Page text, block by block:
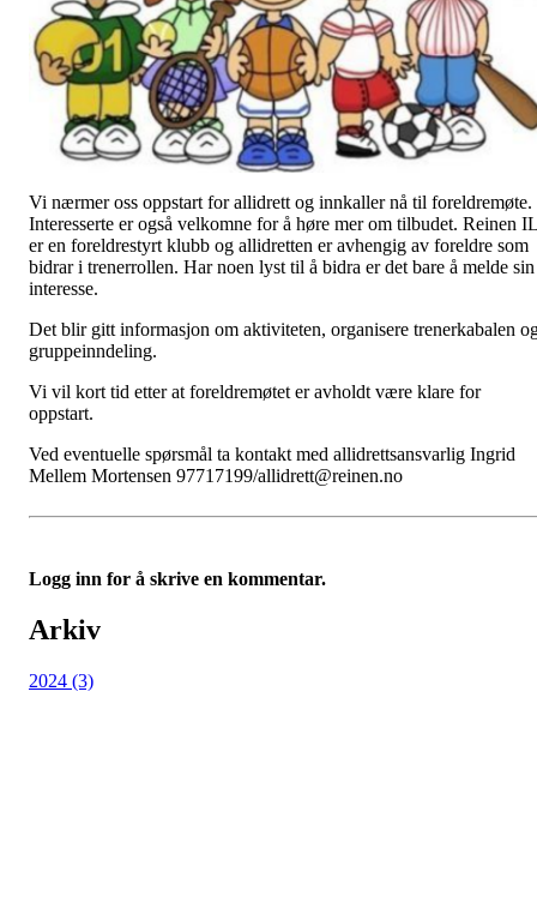
Vi nærmer oss oppstart for allidrett og innkaller nå til foreldremøte.
Interesserte er også velkomne for å høre mer om tilbudet. Reinen IL
er en foreldrestyrt klubb og allidretten er avhengig av foreldre som
bidrar i trenerrollen. Har noen lyst til å bidra er det bare å melde sin
interesse.
Det blir gitt informasjon om aktiviteten, organisere trenerkabalen
gruppeinndeling.
Vi vil kort tid etter at foreldremøtet er avholdt være klare for
oppstart.
Ved eventuelle spørsmål ta kontakt med allidrettsansvarlig Ingrid
Mellem Mortensen 97717199/allidrett@reinen.no
Logg inn for å skrive en kommentar.
Arkiv
2024 (3)